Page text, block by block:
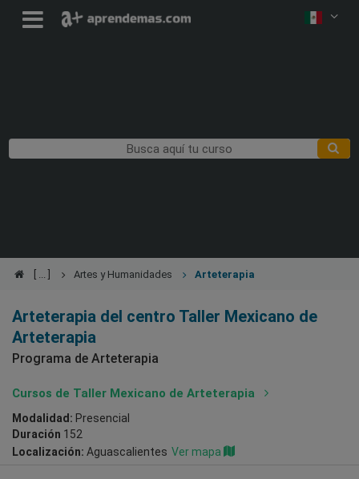
Artes y Humanidades Arteterapia
Arteterapia del centro Taller Mexicano de
Arteterapia
Programa de Arteterapia
Cursos de Taller Mexicano de Arteterapia
Modalidad: Presencial
Duración 152
Localización: Aguascalientes Ver mapa